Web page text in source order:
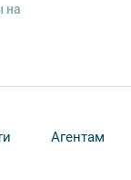
изменения,
объекта.
на
Агентам